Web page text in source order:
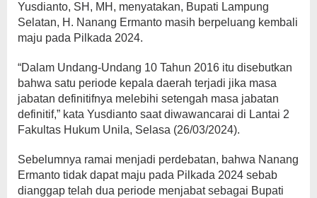
Yusdianto, SH, MH, menyatakan, Bupati Lampung
Selatan, H. Nanang Ermanto masih berpeluang kembali
maju pada Pilkada 2024.
“Dalam Undang-Undang 10 Tahun 2016 itu disebutkan
bahwa satu periode kepala daerah terjadi jika masa
jabatan definitifnya melebihi setengah masa jabatan
definitif,” kata Yusdianto saat diwawancarai di Lantai 2
Fakultas Hukum Unila, Selasa (26/03/2024).
Sebelumnya ramai menjadi perdebatan, bahwa Nanang
Ermanto tidak dapat maju pada Pilkada 2024 sebab
dianggap telah dua periode menjabat sebagai Bupati